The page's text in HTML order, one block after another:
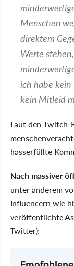
Menschen
direktem
Werte
ich habe
kein Mitleid
Laut den Twitch-
hasserfüllte
Nach massiver
unter anderem
Influencern wie
veröffentlichte
Twitter):